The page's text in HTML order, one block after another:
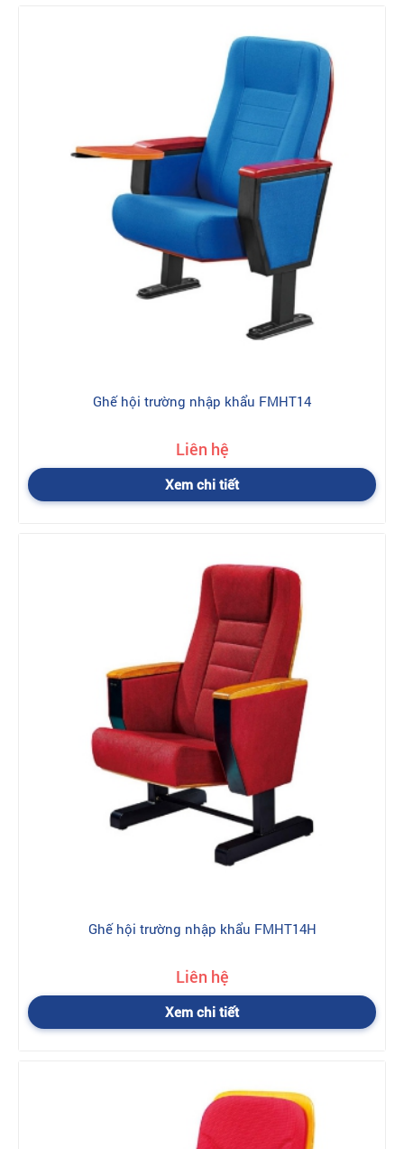
Ghế hội trường nhập khẩu FMHT14
Liên hệ
Xem chi tiết
Ghế hội trường nhập khẩu FMHT14H
Liên hệ
Xem chi tiết